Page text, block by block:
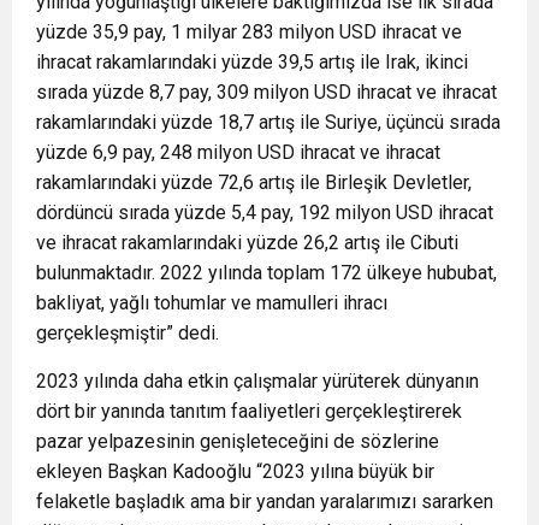
yüzde 35,9 pay, 1 milyar 283 milyon USD ihracat ve
ihracat rakamlarındaki yüzde 39,5 artış ile Irak, ikinci
sırada yüzde 8,7 pay, 309 milyon USD ihracat ve ihracat
rakamlarındaki yüzde 18,7 artış ile Suriye, üçüncü sırada
yüzde 6,9 pay, 248 milyon USD ihracat ve ihracat
rakamlarındaki yüzde 72,6 artış ile Birleşik Devletler,
dördüncü sırada yüzde 5,4 pay, 192 milyon USD ihracat
ve ihracat rakamlarındaki yüzde 26,2 artış ile Cibuti
bulunmaktadır. 2022 yılında toplam 172 ülkeye hububat,
bakliyat, yağlı tohumlar ve mamulleri ihracı
gerçekleşmiştir” dedi.
2023 yılında daha etkin çalışmalar yürüterek dünyanın
dört bir yanında tanıtım faaliyetleri gerçekleştirerek
pazar yelpazesinin genişleteceğini de sözlerine
ekleyen Başkan Kadooğlu “2023 yılına büyük bir
felaketle başladık ama bir yandan yaralarımızı sararken